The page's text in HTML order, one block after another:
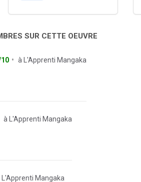
SUR CETTE OEUVRE
à L'Apprenti Mangaka
à L'Apprenti Mangaka
L'Apprenti Mangaka